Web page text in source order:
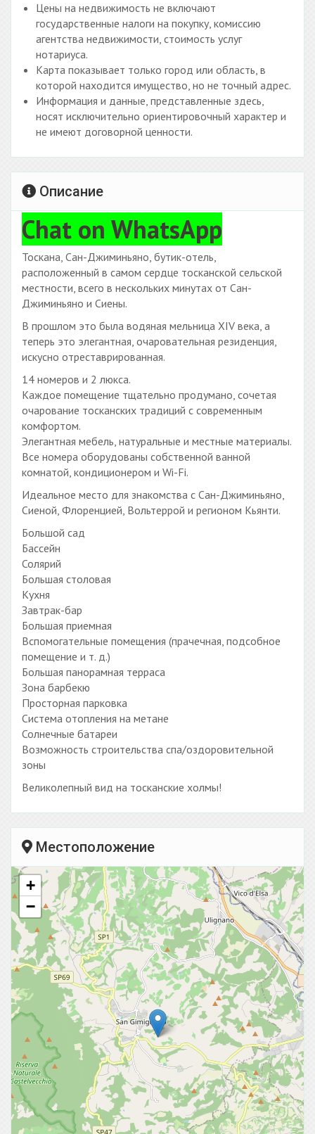
Цены на недвижимость не включают
государственные налоги на покупку, комиссию
агентства недвижимости, стоимость услуг
нотариуса.
Карта показывает только город или область, в
которой находится имущество, но не точный адрес.
Информация и данные, представленные здесь,
носят исключительно ориентировочный характер и
не имеют договорной ценности.
Описание
Chat on WhatsApp
Тоскана, Сан-Джиминьяно, бутик-отель,
расположенный в самом сердце тосканской сельской
местности, всего в нескольких минутах от Сан-
Джиминьяно и Сиены.
В прошлом это была водяная мельница XIV века, а
теперь это элегантная, очаровательная резиденция,
искусно отреставрированная.
14 номеров и 2 люкса.
Каждое помещение тщательно продумано, сочетая
очарование тосканских традиций с современным
комфортом.
Элегантная мебель, натуральные и местные материалы.
Все номера оборудованы собственной ванной
комнатой, кондиционером и Wi-Fi.
Идеальное место для знакомства с Сан-Джиминьяно,
Сиеной, Флоренцией, Вольтеррой и регионом Кьянти.
Большой сад
Бассейн
Солярий
Большая столовая
Кухня
Завтрак-бар
Большая приемная
Вспомогательные помещения (прачечная, подсобное
помещение и т. д.)
Большая панорамная терраса
Зона барбекю
Просторная парковка
Система отопления на метане
Солнечные батареи
Возможность строительства спа/оздоровительной
зоны
Великолепный вид на тосканские холмы!
Местоположение
+
−